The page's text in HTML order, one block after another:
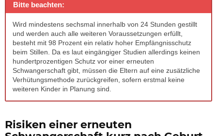
Bitte beachten:
Wird mindestens sechsmal innerhalb von 24 Stunden gestillt
und werden auch alle weiteren Voraussetzungen erfüllt,
besteht mit 98 Prozent ein relativ hoher Empfängnisschutz
beim Stillen. Da es laut eingängiger Studien allerdings keinen
hundertprozentigen Schutz vor einer erneuten
Schwangerschaft gibt, müssen die Eltern auf eine zusätzliche
Verhütungsmethode zurückgreifen, sofern erstmal keine
weiteren Kinder in Planung sind.
Risiken einer erneuten